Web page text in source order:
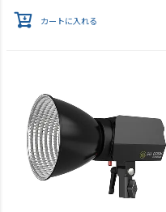
カートに入れる